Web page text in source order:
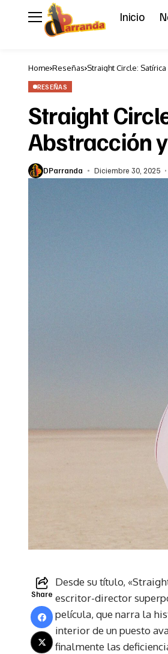
Inicio
Home Reseñas Straight Circle:
RESEÑAS
Straight
Abstracción
DParranda Diciembre 30, 2025
Share
Desde su título,
escritor-director
película, que narra la
interior de un puesto
finalmente las